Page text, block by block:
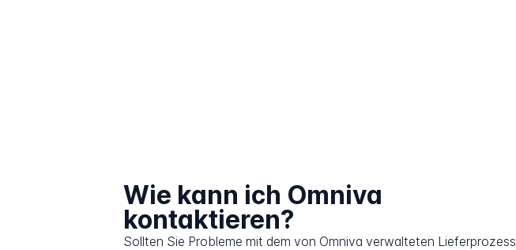
Wie kann ich Omniva
kontaktieren?
Sollten Sie Probleme mit dem von Omniva verwalteten Lieferprozess